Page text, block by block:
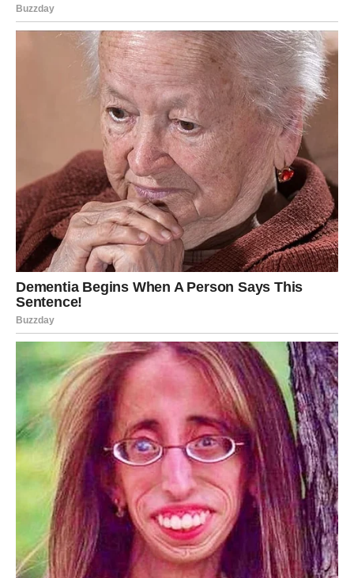
Zapisano vreme velikih promena
Za Bikove dolazi trenutak kada sudbina preuzima glavnu
reč. Sve ono što je dugo bilo u pripremi sada ulazi u
završnu fazu i počinje da se ostvaruje. Neke promene
biće nežne i postepene, dok će druge doći iznenada i bez
upozorenja.
Ipak, jedno je sigurno – pred Bikovima je period koji će
ostaviti dubok trag. Stare okolnosti polako odlaze u
prošlost, a novi događaji zauzimaju njihovo mesto. Ono
što stiže nosi pečat sudbine, a njegov uticaj osećaće se
mnogo duže nego što sada mogu da zamisle.